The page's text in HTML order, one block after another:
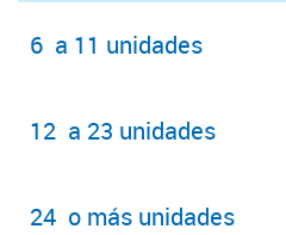
6 a 11 unidades
12 a 23 unidades
24 o más unidades